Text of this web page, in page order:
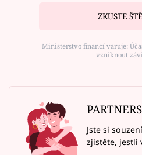
ZKUSTE
Ministerstvo financí varuje:
vzniknout
Jste si
zjistěte, jestli